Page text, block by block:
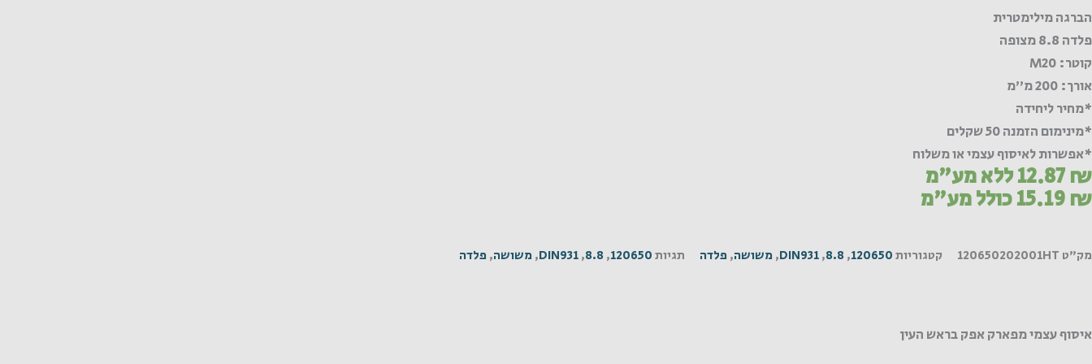
הברגה מילימטרית
פלדה 8.8 מצופה
קוטר: M20
אורך: 200 מ"מ
*מחיר ליחידה
*מינימום הזמנה 50 שקלים
*אפשרות לאיסוף עצמי או משלוח
12.87₪ ללא מע"מ
15.19₪ כולל מע"מ
מק"ט 120650202001HT קטגוריות120650
,
8.8
,
DIN931
, משושה, פלדה תגיות120650
,
8.8
,
DIN931
, משושה, פלדה
איסוף עצמי מפארק אפק בראש העין